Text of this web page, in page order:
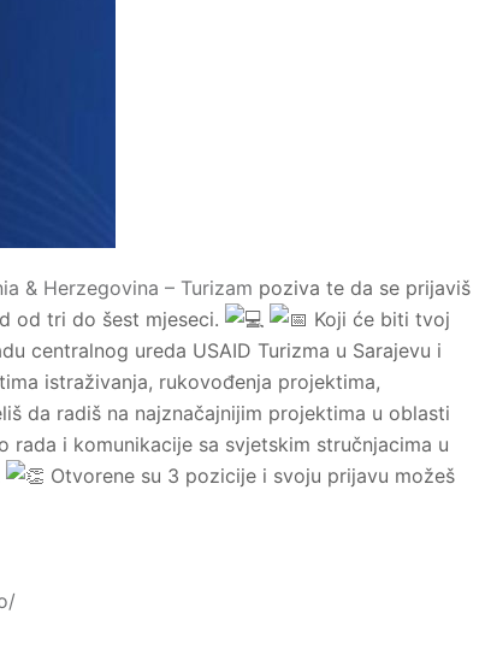
& Herzegovina – Turizam poziva te da se prijaviš
od tri do šest mjeseci.
Koji će biti tvoj
centralnog ureda USAID Turizma u Sarajevu i
istraživanja, rukovođenja projektima,
da radiš na najznačajnijim projektima u oblasti
i komunikacije sa svjetskim stručnjacima u
Otvorene su 3 pozicije i svoju prijavu možeš